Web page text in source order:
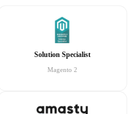
Solution Specialist
Magento 2